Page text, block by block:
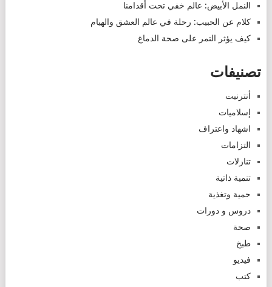
النمل الأبيض: عالم خفي تحت أقدامنا
كلام عن الحبيب: رحلة في عالم العشق والهيام
كيف يؤثر التمر على صحة الدماغ
تصنيفات
أنترنيت
إسلاميات
اشهاد واعتراف
التزامات
تنازلات
تنمية ذاتية
حمية وتغذية
دروس و دورات
صحة
طبخ
فيديو
كتب